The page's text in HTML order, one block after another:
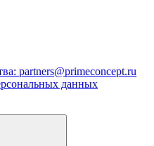
partners@primeconcept.ru
данных